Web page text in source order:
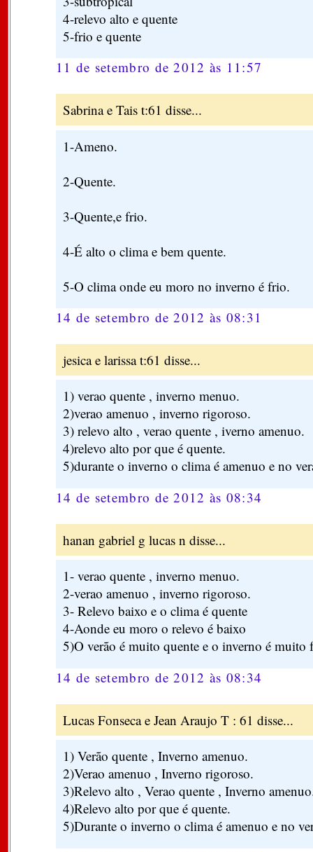
4-relevo alto e quente
5-frio e quente
11 de setembro de 2012 às 11:57
Sabrina e Tais t:61 disse...
1-Ameno.
2-Quente.
3-Quente,e frio.
4-É alto o clima e bem quente.
5-O clima onde eu moro no inverno é frio.
14 de setembro de 2012 às 08:31
jesica e larissa t:61 disse...
1) verao quente , inverno menuo.
2)verao amenuo , inverno rigoroso.
3) relevo alto , verao quente , iverno amenuo.
4)relevo alto por que é quente.
5)durante o inverno o clima é amenuo e no
14 de setembro de 2012 às 08:34
hanan gabriel g lucas n disse...
1- verao quente , inverno menuo.
2-verao amenuo , inverno rigoroso.
3- Relevo baixo e o clima é quente
4-Aonde eu moro o relevo é baixo
5)O verão é muito quente e o inverno é muito
14 de setembro de 2012 às 08:34
Lucas Fonseca e Jean Araujo T : 61 disse...
1) Verão quente , Inverno amenuo.
2)Verao amenuo , Inverno rigoroso.
3)Relevo alto , Verao quente , Inverno
4)Relevo alto por que é quente.
5)Durante o inverno o clima é amenuo e no